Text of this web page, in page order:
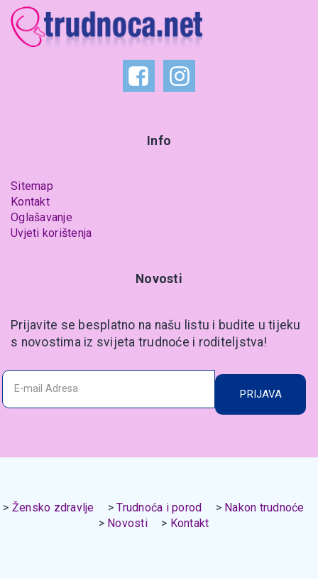
Info
Sitemap
Kontakt
Oglašavanje
Uvjeti korištenja
Novosti
Prijavite se besplatno na našu listu i budite u tijeku
s novostima iz svijeta trudnoće i roditeljstva!
PRIJAVA
Žensko zdravlje Trudnoća i porod
Nakon trudnoće
Novosti
Kontakt